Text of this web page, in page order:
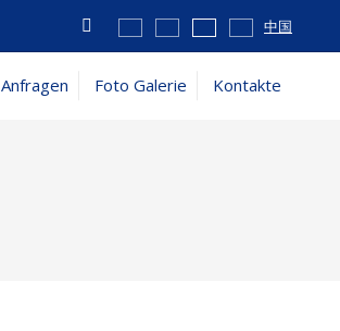
Vyhledávání 中国
Anfragen Foto Galerie Kontakte